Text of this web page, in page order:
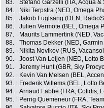
83.
Stefano Garzelli (ITA, Acqua &
84.
Niki Terpstra (NED, Omega
85.
Jakob Fuglsang (DEN,
86.
Julien Vermote (BEL, Omega
87.
Maurits Lammertink (NED,
88.
Thomas Dekker (NED,
89.
Nikita Novikov (RUS,
90.
Joost Van Leijen (NED, Lotto
91.
Jeremy Hunt (GBR, Sky
92.
Kevin Van Melsen (BEL,
93.
Frederik Willems (BEL, Lotto
94.
Arnaud Labbe (FRA, Cofidis,
95.
Perrig Quemeneur (FRA,